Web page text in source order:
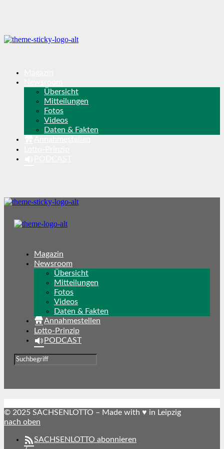
Übersicht
Mitteilungen
Fotos
Videos
Daten & Fakten
Magazin
Newsroom
Übersicht
Mitteilungen
Fotos
Videos
Daten & Fakten
Annahmestellen
Lotto-Prinzip
PODCAST
© 2025 SACHSENLOTTO – Made with ♥ in Leipzig
nach oben
SACHSENLOTTO abonnieren